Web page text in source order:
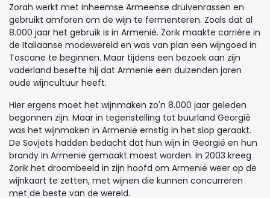
Zorah werkt met inheemse Armeense druivenrassen en
gebruikt amforen om de wijn te fermenteren. Zoals dat al
8.000 jaar het gebruik is in Armenië. Zorik maakte carrière in
de Italiaanse modewereld en was van plan een wijngoed in
Toscane te beginnen. Maar tijdens een bezoek aan zijn
vaderland besefte hij dat Armenië een duizenden jaren
oude wijncultuur heeft.
Hier ergens moet het wijnmaken zo'n 8.000 jaar geleden
begonnen zijn. Maar in tegenstelling tot buurland Georgië
was het wijnmaken in Armenië ernstig in het slop geraakt.
De Sovjets hadden bedacht dat hun wijn in Georgië en hun
brandy in Armenië gemaakt moest worden. In 2003 kreeg
Zorik het droombeeld in zijn hoofd om Armenië weer op de
wijnkaart te zetten, met wijnen die kunnen concurreren
met de beste van de wereld.